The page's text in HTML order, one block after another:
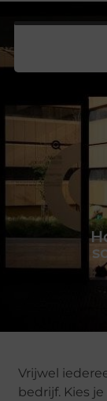
Vrijwel
bedrijf. Kies